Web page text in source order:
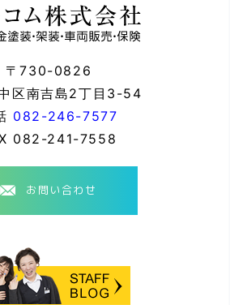
〒730-0826
区南吉島2丁目3-54
082-246-7577
082-241-7558
お問い合わせ